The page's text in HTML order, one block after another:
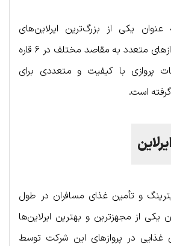
عنوان یکی از بزرگ‌ترین ایرلاین‌های
بین‌المللی دنیا که پروازهای متعدد به مقاصد مختلف در ۶ قاره
پروازی با کیفیت و متعددی برای
است.
و تأمین غذای مسافران در طول
یکی از مجهزترین و بهترین ایرلاین‌ها
غذایی در پروازهای این شرکت توسط